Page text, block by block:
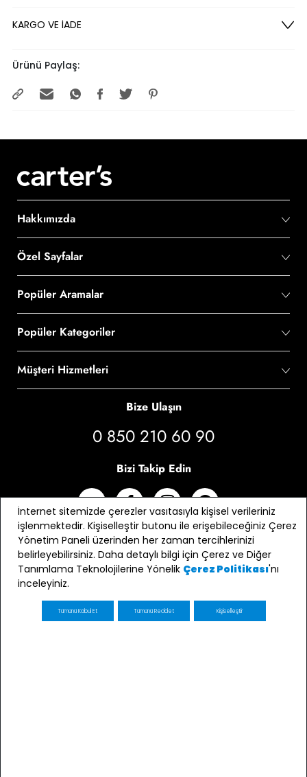
KARGO VE İADE
Ürünü Paylaş:
Hakkımızda
Özel Sayfalar
Popüler Aramalar
Popüler Kategoriler
Müşteri Hizmetleri
Bize Ulaşın
0 850 210 60 90
Bizi Takip Edin
İnternet sitemizde çerezler vasıtasıyla kişisel verileriniz
işlenmektedir. Kişiselleştir butonu ile erişebileceğiniz Çerez
Yönetim Paneli üzerinden her zaman tercihlerinizi
belirleyebilirsiniz. Daha detaylı bilgi için Çerez ve Diğer
Tanımlama Teknolojilerine Yönelik Çerez Politikası'nı
inceleyiniz.
Tümünü Kabul Et Tümünü Reddet Kişiselleştir